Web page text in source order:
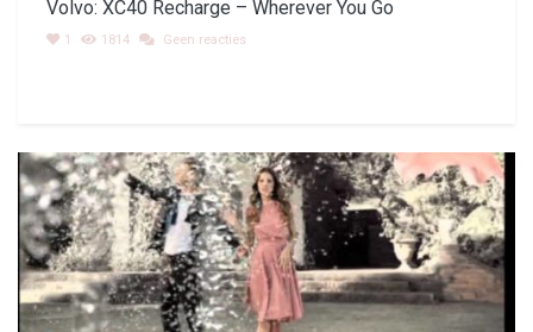
Volvo: XC40 Recharge – Wherever You Go
1 1814 Geen reacties